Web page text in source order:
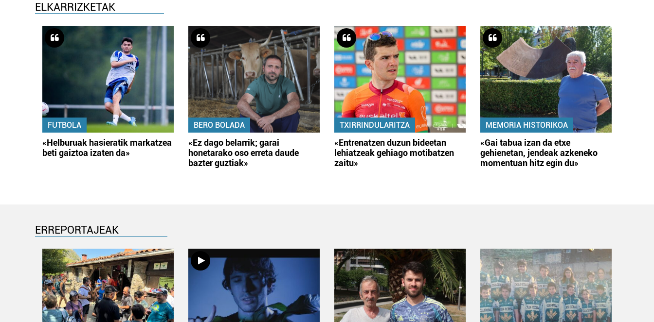
ELKARRIZKETAK
FUTBOLA
«Helburuak hasieratik markatzea
beti gaiztoa izaten da»
BERO BOLADA
«Ez dago belarrik; garai
honetarako oso erreta daude
bazter guztiak»
TXIRRINDULARITZA
«Entrenatzen duzun bideetan
lehiatzeak gehiago motibatzen
zaitu»
MEMORIA HISTORIKOA
«Gai tabua izan da etxe
gehienetan, jendeak azkeneko
momentuan hitz egin du»
ERREPORTAJEAK